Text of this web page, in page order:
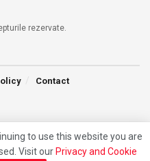
rezervate.
Contact
to use this website you are
Visit our Privacy and Cookie